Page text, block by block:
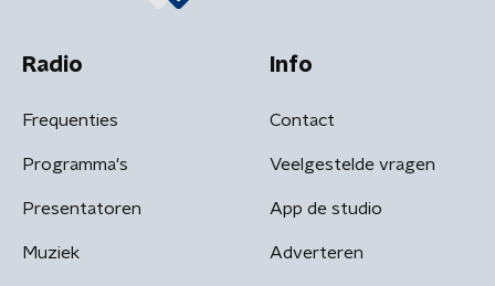
Radio
Frequenties
Programma's
Presentatoren
Muziek
Info
Contact
Veelgestelde vragen
App de studio
Adverteren